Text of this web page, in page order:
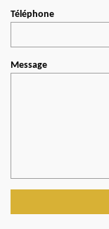
Téléphone
Message